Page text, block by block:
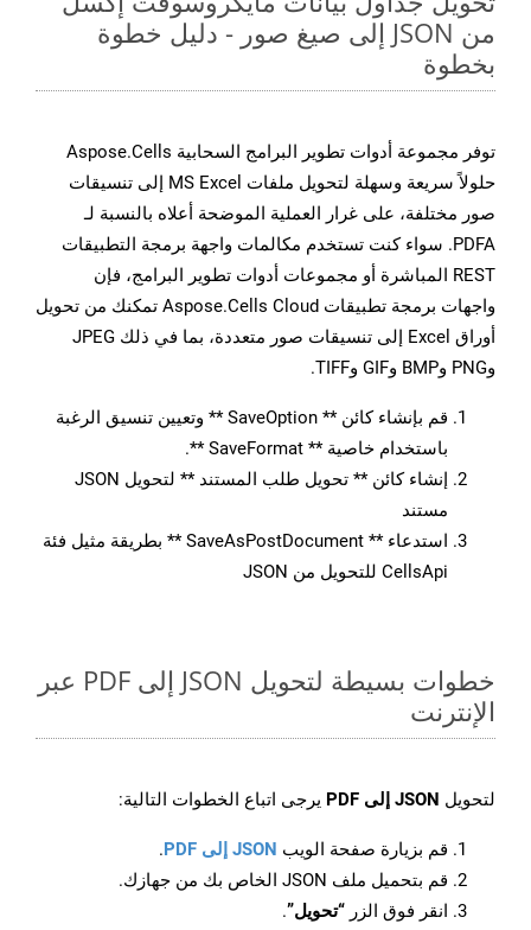
من JSON إلى صيغ صور - دليل خطوة
بخطوة
توفر مجموعة أدوات تطوير البرامج السحابية Aspose.Cells
حلولاً سريعة وسهلة لتحويل ملفات MS Excel إلى تنسيقات
صور مختلفة، على غرار العملية الموضحة أعلاه بالنسبة لـ
PDFA. سواء كنت تستخدم مكالمات واجهة برمجة التطبيقات
REST المباشرة أو مجموعات أدوات تطوير البرامج، فإن
واجهات برمجة تطبيقات Aspose.Cells Cloud تمكنك من تحويل
أوراق Excel إلى تنسيقات صور متعددة، بما في ذلك JPEG
وPNG وBMP وGIF وTIFF.
قم بإنشاء كائن ** SaveOption ** وتعيين تنسيق الرغبة
باستخدام خاصية ** SaveFormat **.
إنشاء كائن ** تحويل طلب المستند ** لتحويل JSON
مستند
استدعاء ** SaveAsPostDocument ** بطريقة مثيل فئة
CellsApi للتحويل من JSON
خطوات بسيطة لتحويل JSON إلى PDF عبر
الإنترنت
لتحويل JSON إلى PDF يرجى اتباع الخطوات التالية:
قم بزيارة صفحة الويب JSON إلى PDF
.
قم بتحميل ملف JSON الخاص بك من جهازك.
انقر فوق الزر “تحويل”.